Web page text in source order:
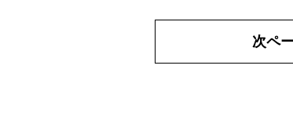
次ペ